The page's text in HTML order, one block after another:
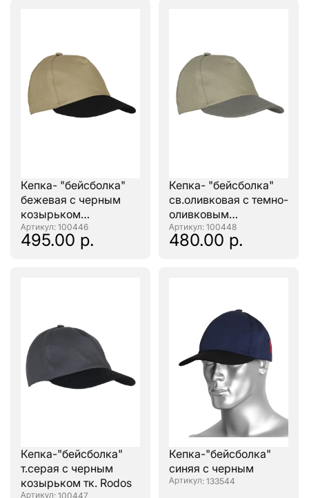
Кепка- "бейсболка"
бежевая с черным
козырьком
(тк.PANACOTTA)
: 100446
495.00 р.
Кепка- "бейсболка"
св.оливковая с темно-
оливковым
козырьком
(тк.PANACOTTA)
: 100448
480.00 р.
Кепка-"бейсболка"
т.серая с черным
козырьком тк. Rodos
: 100447
Кепка-"бейсболка"
синяя с черным
: 133544